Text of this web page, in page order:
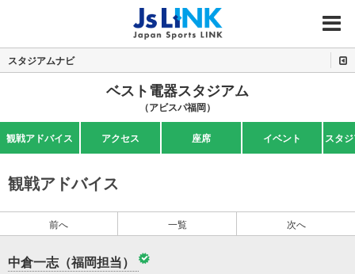
MENU
スタジアムナビ
ベスト電器スタジアム
（アビスパ福岡）
観戦アドバイス アクセス 座席 イベント スタ
観戦アドバイス
前へ 一覧 次へ
中倉一志（福岡担当）